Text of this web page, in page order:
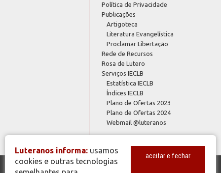
Política de Privacidade
Publicações
Artigoteca
Literatura Evangelística
Proclamar Libertação
Rede de Recursos
Rosa de Lutero
Serviços IECLB
Estatística IECLB
Índices IECLB
Plano de Ofertas 2023
Plano de Ofertas 2024
Webmail @luteranos
Luteranos informa: usamos
cookies e outras tecnologias
aceitar e fechar